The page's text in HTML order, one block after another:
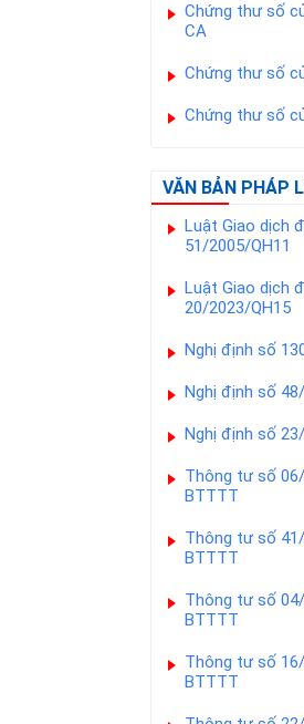
Chứng thư số
CA
Chứng thư số
Chứng thư số
VĂN BẢN PHÁP
Luật Giao dịch
51/2005/QH11
Luật Giao dịch
20/2023/QH15
Nghị định số
Nghị định số
Nghị định số
Thông tư số
BTTTT
Thông tư số
BTTTT
Thông tư số
BTTTT
Thông tư số
BTTTT